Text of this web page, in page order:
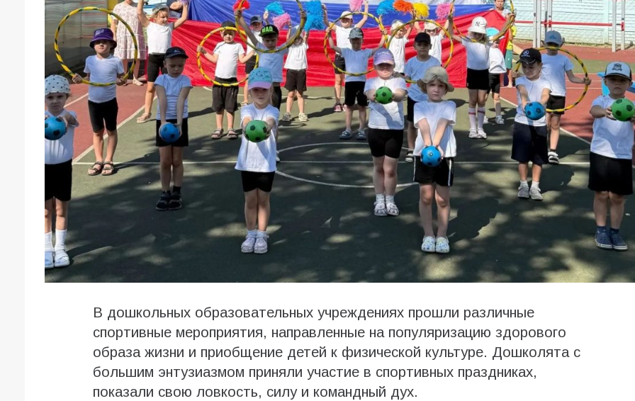
В дошкольных образовательных учреждениях прошли различные
спортивные мероприятия, направленные на популяризацию здорового
образа жизни и приобщение детей к физической культуре. Дошколята с
большим энтузиазмом приняли участие в спортивных праздниках,
показали свою ловкость, силу и командный дух.